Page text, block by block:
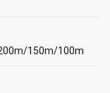
150m/100m